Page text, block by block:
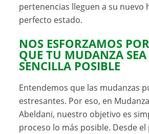
pertenencias lleguen a su nuevo
perfecto estado.
NOS ESFORZAMOS
QUE TU MUDANZA
SENCILLA POSIBLE
Entendemos que las mudanzas
estresantes. Por eso, en
Abeldani, nuestro objetivo es
proceso lo más posible. Desde